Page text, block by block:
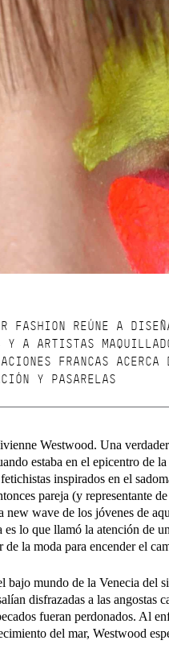
FASHION REÚNE A
Y A ARTISTAS
FRANCAS
Y PASARELAS
Westwood. Una
estaba en el epicentro de
inspirados en el
pareja (y representante
wave de los jóvenes de
lo que llamó la atención de
de la moda para encender el
bajo mundo de la Venecia del
disfrazadas a las angostas
fueran perdonados. Al
del mar, Westwood